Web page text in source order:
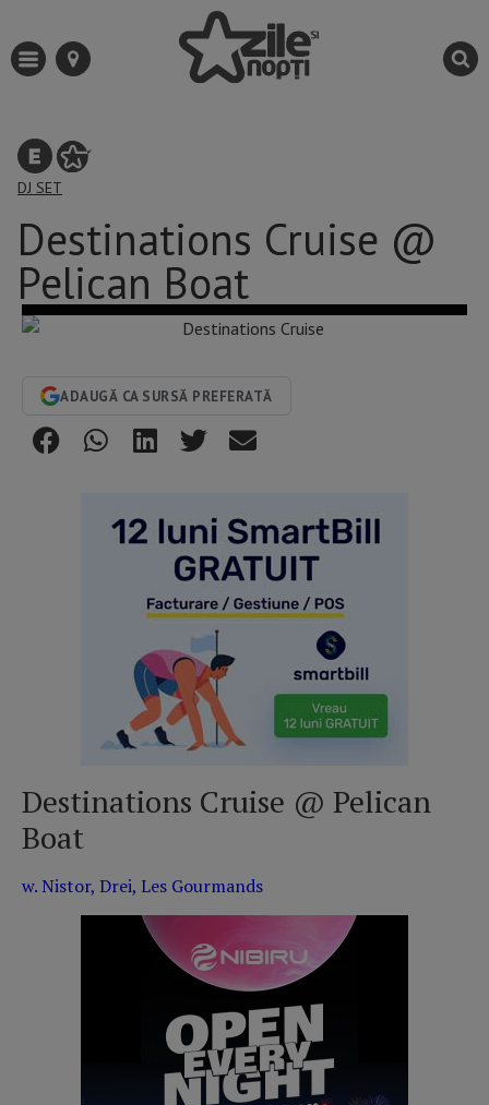
DJ SET
Destinations Cruise @
Pelican Boat
ADAUGĂ CA SURSĂ PREFERATĂ
Destinations Cruise @ Pelican
Boat
w. Nistor, Drei, Les Gourmands